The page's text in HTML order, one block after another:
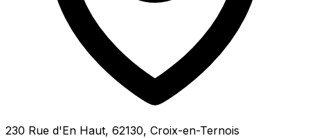
230 Rue d'En Haut, 62130, Croix-en-Ternois